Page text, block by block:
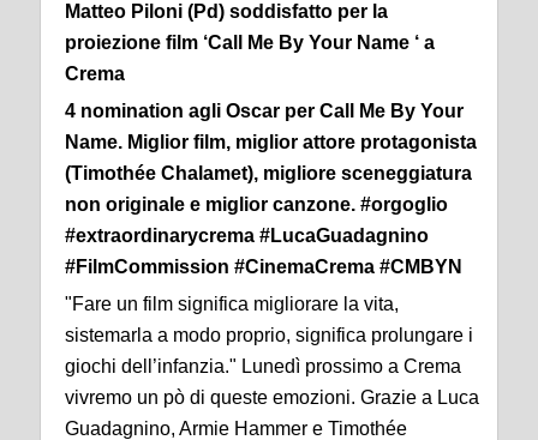
Matteo Piloni (Pd) soddisfatto per la
proiezione film ‘Call Me By Your Name ‘ a
Crema
4 nomination agli Oscar per Call Me By Your
Name. Miglior film, miglior attore protagonista
(Timothée Chalamet), migliore sceneggiatura
non originale e miglior canzone. #orgoglio
#extraordinarycrema #LucaGuadagnino
#FilmCommission #CinemaCrema #CMBYN
"Fare un film significa migliorare la vita,
sistemarla a modo proprio, significa prolungare i
giochi dell’infanzia." Lunedì prossimo a Crema
vivremo un pò di queste emozioni. Grazie a Luca
Guadagnino, Armie Hammer e Timothée